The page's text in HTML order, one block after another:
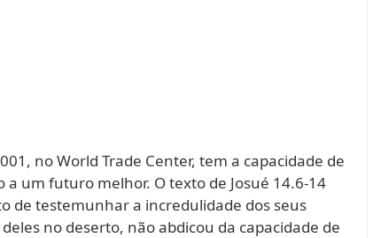
no World Trade Center, tem a capacidade de
um futuro melhor. O texto de Josué 14.6-14
de testemunhar a incredulidade dos seus
no deserto, não abdicou da capacidade de